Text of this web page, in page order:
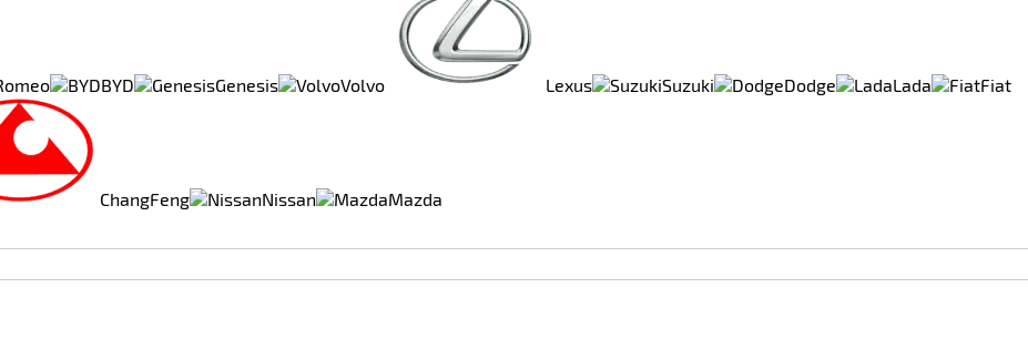
BYD Genesis Volvo Lexus Suzuki Dodge Lada Fiat
ChangFeng Nissan
Mazda